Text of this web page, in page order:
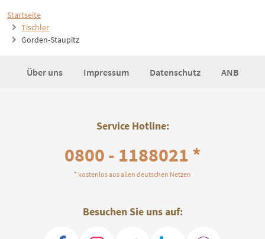
Startseite
Tischler
Gorden-Staupitz
Über uns Impressum Datenschutz ANB
Service Hotline:
0800 - 1188021 *
* kostenlos aus allen deutschen Netzen
Besuchen Sie uns auf: